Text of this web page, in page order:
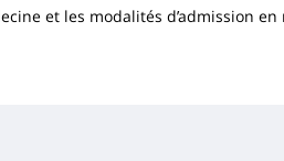
et les modalités d’admission